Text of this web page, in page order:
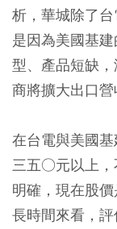
析，華城除了
是因為美國基
型、產品短缺
商將擴大出口營
在台電與美國
三五○元以上，
明確，現在股
長時間來看，